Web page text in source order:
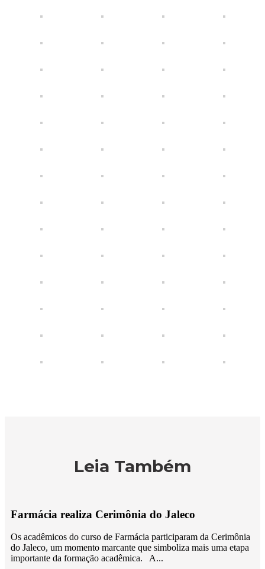
Leia Também
Farmácia realiza Cerimônia do Jaleco
Os acadêmicos do curso de Farmácia participaram da Cerimônia
do Jaleco, um momento marcante que simboliza mais uma etapa
importante da formação acadêmica. A...